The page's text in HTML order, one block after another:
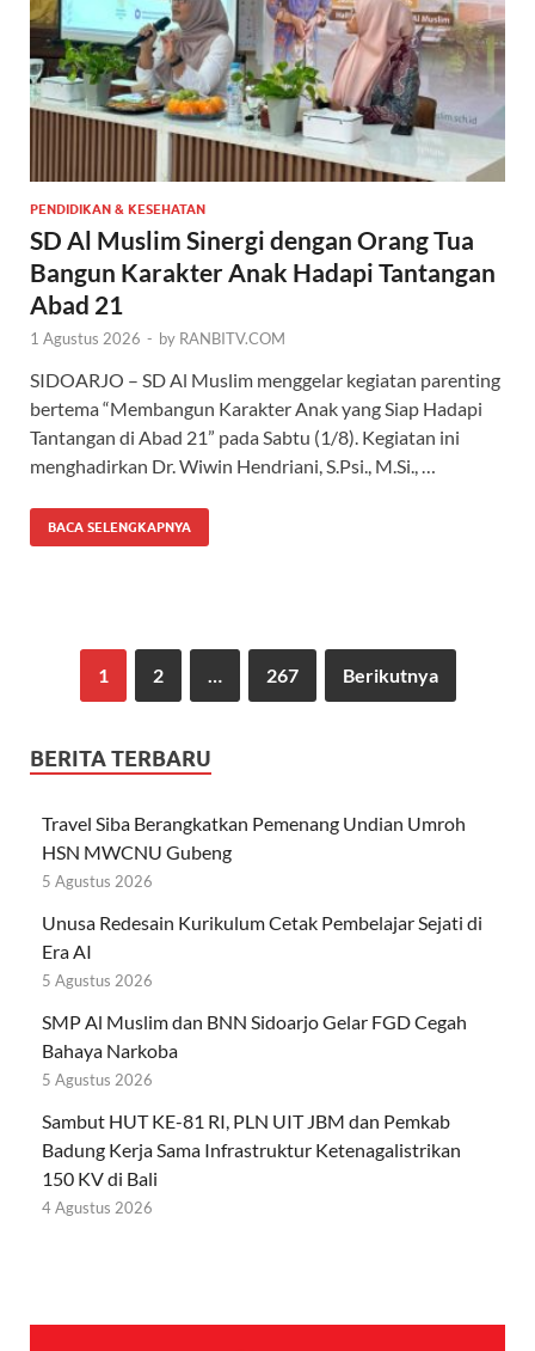
PENDIDIKAN & KESEHATAN
SD Al Muslim Sinergi dengan Orang Tua
Bangun Karakter Anak Hadapi Tantangan
Abad 21
1 Agustus 2026 - by RANBITV.COM
SIDOARJO – SD Al Muslim menggelar kegiatan parenting
bertema “Membangun Karakter Anak yang Siap Hadapi
Tantangan di Abad 21” pada Sabtu (1/8). Kegiatan ini
menghadirkan Dr. Wiwin Hendriani, S.Psi., M.Si., …
BACA SELENGKAPNYA
1 2 267 Berikutnya
BERITA TERBARU
Travel Siba Berangkatkan Pemenang Undian Umroh
HSN MWCNU Gubeng
5 Agustus 2026
Unusa Redesain Kurikulum Cetak Pembelajar Sejati di
Era AI
5 Agustus 2026
SMP Al Muslim dan BNN Sidoarjo Gelar FGD Cegah
Bahaya Narkoba
5 Agustus 2026
Sambut HUT KE-81 RI, PLN UIT JBM dan Pemkab
Badung Kerja Sama Infrastruktur Ketenagalistrikan
150 KV di Bali
4 Agustus 2026